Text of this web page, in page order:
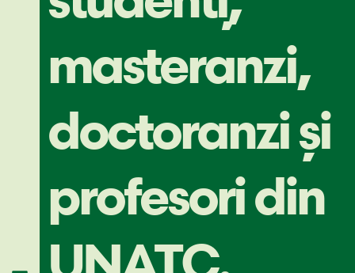
masteranzi,
doctoranzi și
profesori din